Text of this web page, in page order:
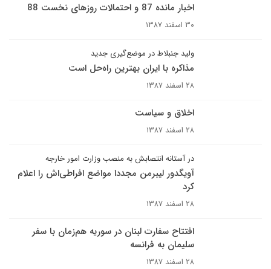
اخبار مانده 87 و احتمالات روزهای نخست 88
۳۰ اسفند ۱۳۸۷
ولید جنبلاط در موضع‌گیری جدید
مذاکره با ايران بهترين راه‌حل است
۲۸ اسفند ۱۳۸۷
اخلاق و سیاست
۲۸ اسفند ۱۳۸۷
در آستانه انتصابش به منصب وزارت امور خارجه
آويگدور ليبرمن مجددا مواضع افراطى‌اش را اعلام
کرد
۲۸ اسفند ۱۳۸۷
افتتاح سفارت لبنان در سوريه هم‌زمان با سفر
سليمان به فرانسه
۲۸ اسفند ۱۳۸۷